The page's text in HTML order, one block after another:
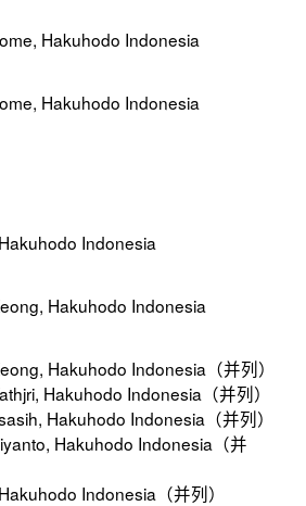
Hakuhodo Indonesia
Hakuhodo Indonesia
Indonesia
Hakuhodo Indonesia
Hakuhodo Indonesia（并列）
Hakuhodo Indonesia（并列）
Hakuhodo Indonesia（并列）
Hakuhodo Indonesia（并
Indonesia（并列）